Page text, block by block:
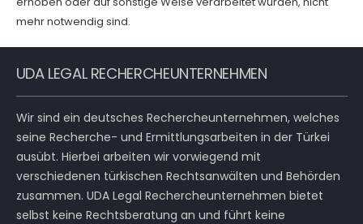
mehr notwendig sind.
UDA LEGAL RECHERCHEUNTERNEHMEN
Wir sind ein deutsches Rechercheunternehmen, welches
seine Recherche- und Ermittlungsarbeiten in der Türkei
ausübt. Hierbei arbeiten wir vorwiegend mit
verschiedenen türkischen Rechtsanwälten und Behörden
zusammen. UDA Legal Rechercheunternehmen bietet
selbst keine Rechtsberatung an und führt keine